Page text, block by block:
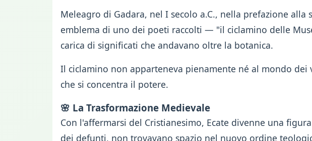
Meleagro di Gadara, nel I secolo a.C., nella prefazione
emblema di uno dei poeti raccolti — "il ciclamino delle
carica di significati che andavano oltre la botanica.
Il ciclamino non apparteneva pienamente né al mondo
che si concentra il potere.
🌸 La Trasformazione Medievale
Con l'affermarsi del Cristianesimo, Ecate divenne una
dei defunti, non trovavano spazio nel nuovo ordine